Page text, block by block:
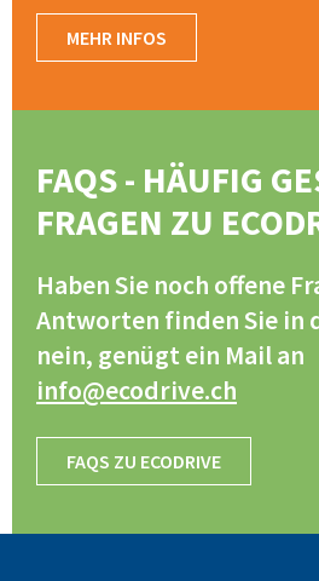
MEHR INFOS
FAQS - HÄUFIG
FRAGEN ZU
Haben Sie noch offene
Antworten finden Sie in
nein, genügt ein Mail an
info@ecodrive.ch
FAQS ZU ECODRIVE